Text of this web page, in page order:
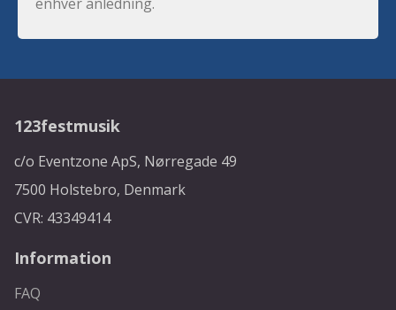
123festmusik
c/o Eventzone ApS, Nørregade 49
7500 Holstebro, Denmark
CVR: 43349414
Information
FAQ